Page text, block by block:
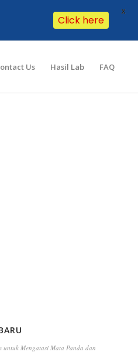
Us Hasil Lab FAQ
untuk Mengatasi Mata Panda dan
Click here
X